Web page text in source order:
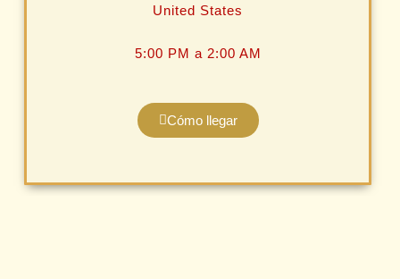
United States
5:00 PM a 2:00 AM
Cómo llegar